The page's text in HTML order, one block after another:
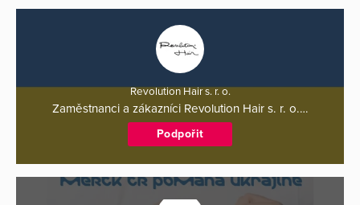
Revolution Hair s. r. o.
Zaměstnanci a zákazníci Revolution Hair s. r. o.…
Podpořit